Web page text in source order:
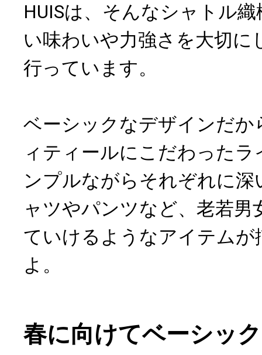
HUISは、そんなシャトル
い味わいや力強さを大切に
行っています。
ベーシックなデザインだ
ィティールにこだわった
ンプルながらそれぞれに
ャツやパンツなど、老若男
ていけるようなアイテム
よ。
春に向けてベーシッ